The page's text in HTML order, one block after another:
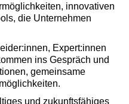
innovativen
die Unternehmen
Expert:innen
ins Gespräch und
gemeinsame
und zukunftsfähiges